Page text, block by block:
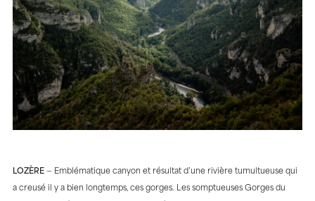
LOZÈRE — Emblématique canyon et résultat d’une rivière tumultueuse qui
a creusé il y a bien longtemps, ces gorges. Les somptueuses Gorges du